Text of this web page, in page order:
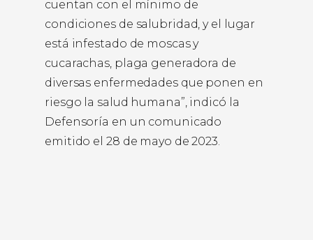
cuentan con el mínimo de
condiciones de salubridad, y el lugar
está infestado de moscas y
cucarachas, plaga generadora de
diversas enfermedades que ponen en
riesgo la salud humana”, indicó la
Defensoría en un comunicado
emitido el 28 de mayo de 2023.